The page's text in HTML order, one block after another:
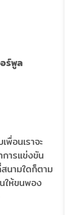
ร์พูล
อนเราจะ
การแข่งขัน
นามใดก็ตาม
ให้ขนพอง